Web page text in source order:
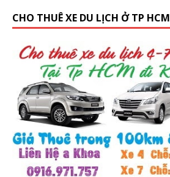
CHO THUÊ XE DU LỊCH Ở TP HCM